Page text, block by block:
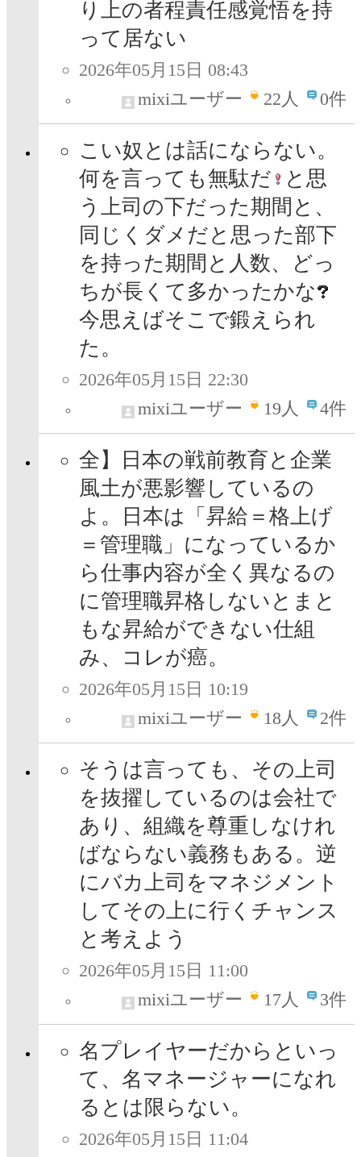
り上の者程責任感覚悟を持
って居ない
2026年05月15日 08:43
mixiユーザー
22人 0件
こい奴とは話にならない。
何を言っても無駄だ
と思
う上司の下だった期間と、
同じくダメだと思った部下
を持った期間と人数、どっ
ちが長くて多かったかな
今思えばそこで鍛えられ
た。
2026年05月15日 22:30
mixiユーザー
19人 4件
全】日本の戦前教育と企業
風土が悪影響しているの
よ。日本は「昇給＝格上げ
＝管理職」になっているか
ら仕事内容が全く異なるの
に管理職昇格しないとまと
もな昇給ができない仕組
み、コレが癌。
2026年05月15日 10:19
mixiユーザー
18人 2件
そうは言っても、その上司
を抜擢しているのは会社で
あり、組織を尊重しなけれ
ばならない義務もある。逆
にバカ上司をマネジメント
してその上に行くチャンス
と考えよう
2026年05月15日 11:00
mixiユーザー
17人 3件
名プレイヤーだからといっ
て、名マネージャーになれ
るとは限らない。
2026年05月15日 11:04